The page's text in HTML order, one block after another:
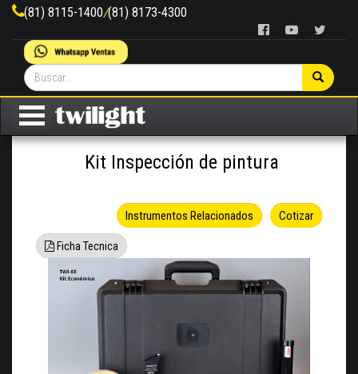
(81) 8115-1400/(81) 8173-4300
Kit Inspección de pintura
Cotizar
Instrumentos Relacionados
Ficha Tecnica